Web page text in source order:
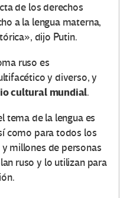
de los derechos
a la lengua materna,
dijo Putin.
ruso es
y diverso, y
cultural mundial.
tema de la lengua es
como para todos los
millones de personas
ruso y lo utilizan para